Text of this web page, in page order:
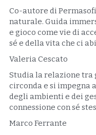
Co-autore di
naturale. Guida
e gioco come vie di
sé e della vita che ci
Valeria Cescato
Studia la relazione tra
circonda e si impegna
degli ambienti e dei
connessione con sé
Marco Ferrante